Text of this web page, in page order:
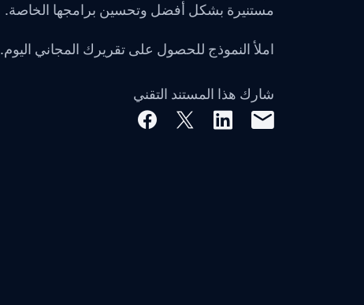
مستنيرة بشكل أفضل وتحسين برامجها الخاصة.
املأ النموذج للحصول على تقريرك المجاني اليوم.
شارك هذا المستند التقني